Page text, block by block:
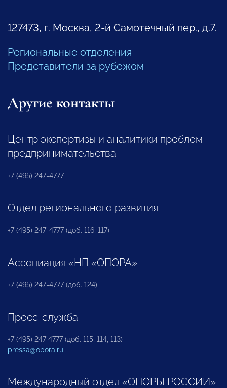
127473, г. Москва, 2-й Самотечный пер., д.7.
Региональные отделения
Представители за рубежом
Другие контакты
Центр экспертизы и аналитики проблем
предпринимательства
+7 (495) 247-4777
Отдел регионального развития
+7 (495) 247-4777 (доб. 116, 117)
Ассоциация «НП «ОПОРА»
+7 (495) 247-4777 (доб. 124)
Пресс-служба
+7 (495) 247 4777 (доб. 115, 114, 113)
pressa@opora.ru
Международный отдел «ОПОРЫ РОССИИ»